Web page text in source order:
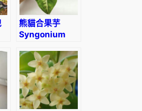
熊貓合果芋
Syngonium